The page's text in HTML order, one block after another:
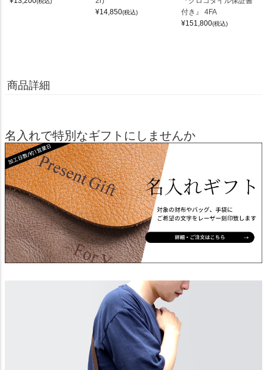
¥14,850(税込)
付き』 4FA
¥151,800(税込)
商品詳細
名入れで特別なギフトにしませんか